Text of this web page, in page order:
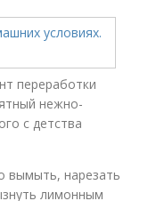
переработки
нежно-
с детства
вымыть, нарезать
лимонным